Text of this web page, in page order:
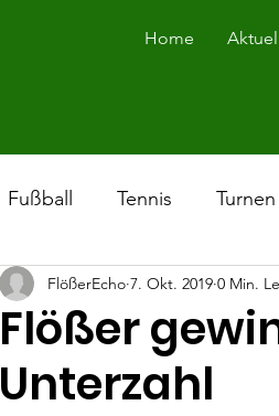
Home
Fußball Tennis Turnen
Saison 18/19 Saison
Flößer
Unterzahl
FlößerEcho 7. Okt. 2019 0 Min.